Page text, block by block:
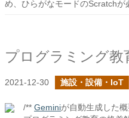
め、ひらがなモードのScratchが
2021-12-30 施設・設備・IoT
/** Geminiが自動生成した